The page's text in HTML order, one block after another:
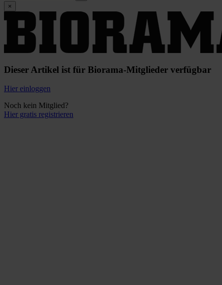
×
Dieser Artikel ist für Biorama-Mitglieder verfügbar
Hier einloggen
Noch kein Mitglied?
Hier gratis registrieren